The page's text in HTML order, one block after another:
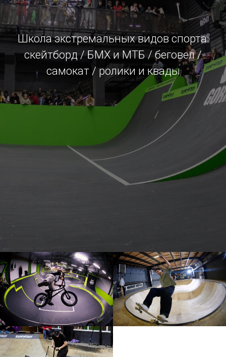
Школа экстремальных видов спорта:
скейтборд / БМХ и МТБ / беговел /
самокат / ролики и квады